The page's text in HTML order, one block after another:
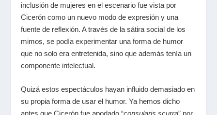
inclusión de mujeres en el escenario fue vista por
Cicerón como un nuevo modo de expresión y una
fuente de reflexión. A través de la sátira social de los
mimos, se podía experimentar una forma de humor
que no solo era entretenida, sino que además tenía un
componente intelectual.
Quizá estos espectáculos hayan influido demasiado en
su propia forma de usar el humor. Ya hemos dicho
antes que Cicerón fue apodado “consularis scurra”por